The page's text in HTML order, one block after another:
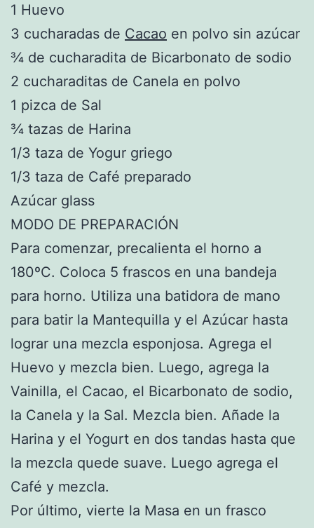
1 Huevo
3 cucharadas de Cacao en polvo sin azúcar
¾ de cucharadita de Bicarbonato de sodio
2 cucharaditas de Canela en polvo
1 pizca de Sal
¾ tazas de Harina
1/3 taza de Yogur griego
1/3 taza de Café preparado
Azúcar glass
MODO DE PREPARACIÓN
Para comenzar, precalienta el horno a
180ºC. Coloca 5 frascos en una bandeja
para horno. Utiliza una batidora de mano
para batir la Mantequilla y el Azúcar hasta
lograr una mezcla esponjosa. Agrega el
Huevo y mezcla bien. Luego, agrega la
Vainilla, el Cacao, el Bicarbonato de sodio,
la Canela y la Sal. Mezcla bien. Añade la
Harina y el Yogurt en dos tandas hasta que
la mezcla quede suave. Luego agrega el
Café y mezcla.
Por último, vierte la Masa en un frasco